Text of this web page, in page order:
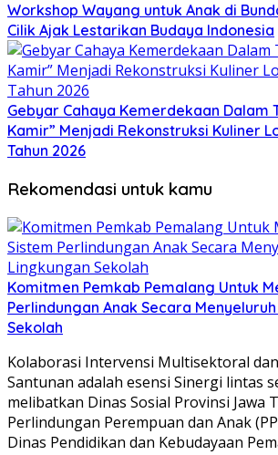
Workshop Wayang untuk Anak di
Cilik Ajak Lestarikan Budaya Indonesia
Gebyar Cahaya Kemerdekaan Dalam
Kamir” Menjadi Rekonstruksi Kuliner
Tahun 2026
Rekomendasi untuk kamu
Komitmen Pemkab Pemalang Untuk
Perlindungan Anak Secara
Sekolah
Kolaborasi Intervensi Multisektoral
Santunan adalah esensi Sinergi lintas
melibatkan Dinas Sosial Provinsi Jawa
Perlindungan Perempuan dan Anak
Dinas Pendidikan dan Kebudayaan